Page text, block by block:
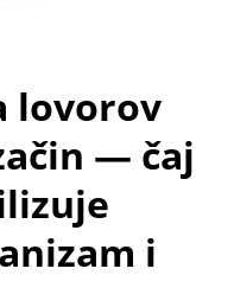
lovorov
— čaj
i